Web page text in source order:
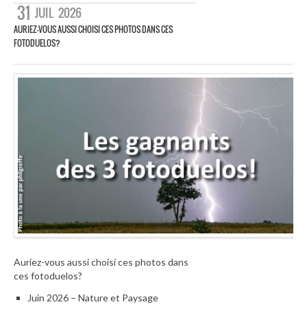
31 JUIL 2026
AURIEZ-VOUS AUSSI CHOISI CES PHOTOS DANS CES
FOTODUELOS?
Auriez-vous aussi choisi ces photos dans
ces fotoduelos?
Juin 2026 – Nature et Paysage